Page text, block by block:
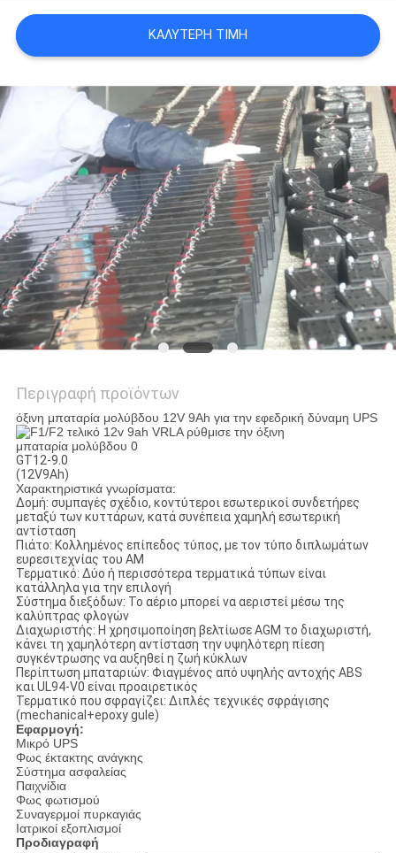
SITEMAP
ΠΟΛΙΤΙΚΉ
ΜΥΣΤΙΚΌΤΗΤΑΣ
ΚΑΛΎΤΕΡΗ ΤΙΜΉ
Περιγραφή προϊόντων
όξινη μπαταρία μολύβδου 12V 9Ah για την εφεδρική δύναμη UPS
GT12-9.0
(12V9Ah)
Χαρακτηριστικά γνωρίσματα:
Δομή: συμπαγές σχέδιο, κοντύτεροι εσωτερικοί συνδετήρες
μεταξύ των κυττάρων, κατά συνέπεια χαμηλή εσωτερική
αντίσταση
Πιάτο: Κολλημένος επίπεδος τύπος, με τον τύπο διπλωμάτων
ευρεσιτεχνίας του AM
Τερματικό: Δύο ή περισσότερα τερματικά τύπων είναι
κατάλληλα για την επιλογή
Σύστημα διεξόδων: Το αέριο μπορεί να αεριστεί μέσω της
καλύπτρας φλογών
Διαχωριστής: Η χρησιμοποίηση βελτίωσε AGM το διαχωριστή,
κάνει τη χαμηλότερη αντίσταση την υψηλότερη πίεση
συγκέντρωσης να αυξηθεί η ζωή κύκλων
Περίπτωση μπαταριών: Φιαγμένος από υψηλής αντοχής ABS
και UL94-V0 είναι προαιρετικός
Τερματικό που σφραγίζει: Διπλές τεχνικές σφράγισης
(mechanical+epoxy gule)
Εφαρμογή:
Μικρό UPS
Φως έκτακτης ανάγκης
Σύστημα ασφαλείας
Παιχνίδια
Φως φωτισμού
Συναγερμοί πυρκαγιάς
Ιατρικοί εξοπλισμοί
Προδιαγραφή